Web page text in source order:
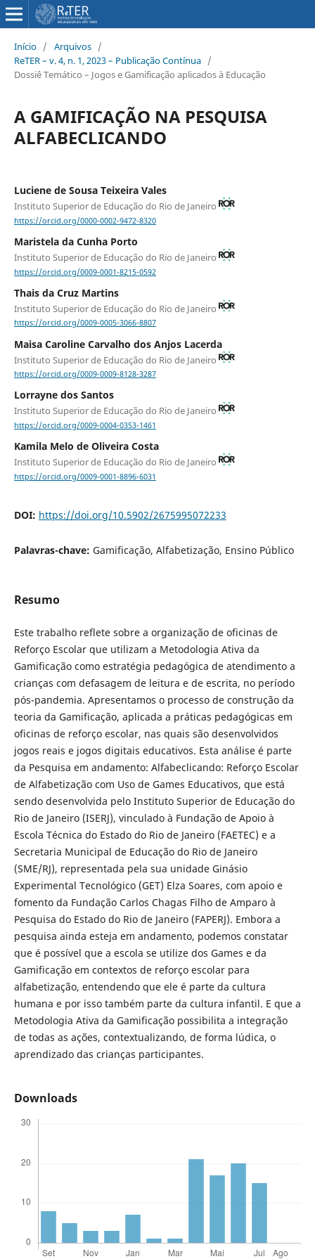
Início / Arquivos /
ReTER – v. 4, n. 1, 2023 – Publicação Contínua /
Dossiê Temático – Jogos e Gamificação aplicados à Educação
A GAMIFICAÇÃO NA PESQUISA
ALFABECLICANDO
Luciene de Sousa Teixeira Vales
Instituto Superior de Educação do Rio de Janeiro
https://orcid.org/0000-0002-9472-8320
Maristela da Cunha Porto
Instituto Superior de Educação do Rio de Janeiro
https://orcid.org/0009-0001-8215-0592
Thais da Cruz Martins
Instituto Superior de Educação do Rio de Janeiro
https://orcid.org/0009-0005-3066-8807
Maisa Caroline Carvalho dos Anjos Lacerda
Instituto Superior de Educação do Rio de Janeiro
https://orcid.org/0009-0009-8128-3287
Lorrayne dos Santos
Instituto Superior de Educação do Rio de Janeiro
https://orcid.org/0009-0004-0353-1461
Kamila Melo de Oliveira Costa
Instituto Superior de Educação do Rio de Janeiro
https://orcid.org/0009-0001-8896-6031
DOI: https://doi.org/10.5902/2675995072233
Palavras-chave: Gamificação, Alfabetização, Ensino Público
Resumo
Este trabalho reflete sobre a organização de oficinas de
Reforço Escolar que utilizam a Metodologia Ativa da
Gamificação como estratégia pedagógica de atendimento a
crianças com defasagem de leitura e de escrita, no período
pós-pandemia. Apresentamos o processo de construção da
teoria da Gamificação, aplicada a práticas pedagógicas em
oficinas de reforço escolar, nas quais são desenvolvidos
jogos reais e jogos digitais educativos. Esta análise é parte
da Pesquisa em andamento: Alfabeclicando: Reforço Escolar
de Alfabetização com Uso de Games Educativos, que está
sendo desenvolvida pelo Instituto Superior de Educação do
Rio de Janeiro (ISERJ), vinculado à Fundação de Apoio à
Escola Técnica do Estado do Rio de Janeiro (FAETEC) e a
Secretaria Municipal de Educação do Rio de Janeiro
(SME/RJ), representada pela sua unidade Ginásio
Experimental Tecnológico (GET) Elza Soares, com apoio e
fomento da Fundação Carlos Chagas Filho de Amparo à
Pesquisa do Estado do Rio de Janeiro (FAPERJ). Embora a
pesquisa ainda esteja em andamento, podemos constatar
que é possível que a escola se utilize dos Games e da
Gamificação em contextos de reforço escolar para
alfabetização, entendendo que ele é parte da cultura
humana e por isso também parte da cultura infantil. E que a
Metodologia Ativa da Gamificação possibilita a integração
de todas as ações, contextualizando, de forma lúdica, o
aprendizado das crianças participantes.
Downloads